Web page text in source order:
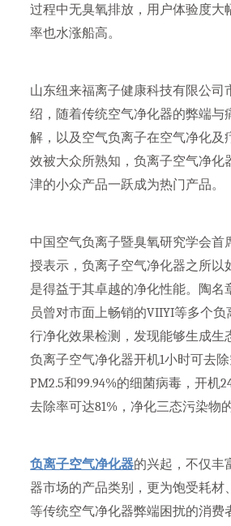
过程中无臭氧排放，用户体验度大
率也水涨船高。
山东纽来福离子健康科技有限公司
绍，随着传统空气净化器的弊端与
解，以及空气负离子在空气净化及
效被大众所熟知，负离子空气净化
津的小众产品一跃成为热门产品。
中国空气负离子暨臭氧研究学会首
授表示，负离子空气净化器之所以
是得益于其卓越的净化性能。陶名
员曾对市面上畅销的VIIYI等多个
行净化效果检测，发现能够生成生
负离子空气净化器开机1小时可去
PM2.5和99.94%的细菌病毒，开机
去除率可达81%，净化三态污染物
负离子空气净化器的兴起，不仅丰
器市场的产品类别，更为饱受耗材
等传统空气净化器弊端困扰的消费